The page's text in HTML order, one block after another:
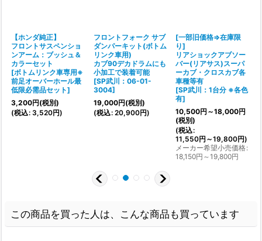
【ホンダ純正】
フロントサスペンショ
ンアーム：ブッシュ＆
カラーセット
[ボトムリンク車専用※
前足オーバーホール最
低限必需品セット]
3,200円(税別)
(税込: 3,520円)
フロントフォーク サブ
ダンパーキット(ボトム
リンク車用)
カブ90デカドラムにも
小加工で装着可能
[SP武川：06-01-
3004]
19,000円(税別)
(税込: 20,900円)
[一部旧価格⇒在庫限
り]
リアショックアブソー
バー(リアサス)スーパ
ーカブ・クロスカブ各
車種等有
[SP武川：1台分 ※各色
有]
10,500円 ～18,000円
(税別)
(税込:
11,550円 ～19,800円)
メーカー希望小売価格:
18,150円 ～19,800円
この商品を買った人は、こんな商品も買っています